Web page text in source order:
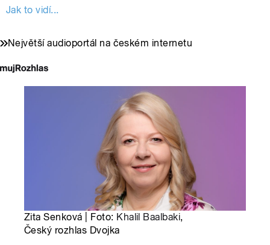
Jak to vidí...
Největší audioportál na českém internetu
Zita Senková | Foto: Khalil Baalbaki,
Český rozhlas Dvojka